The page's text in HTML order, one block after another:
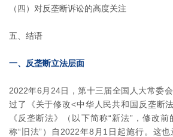
（四）对反垄断诉讼的高度关注
五、结语
一、反垄断立法层面
2022年6月24日，第十三届全国人大常委
过了《关于修改<中华人民共和国反垄断
《反垄断法》（以下简称“新法”，修改
称“旧法”）自2022年8月1日起施行。这